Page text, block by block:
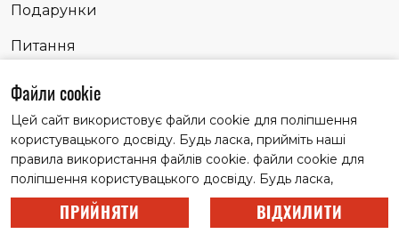
Подарунки
Питання
Сповідь
Матеріали із заголовком "Партнерські історії" публікуємо
на правах реклами
© 2022 Всі права захищені.
Розробка сайту –
Файли cookie
Цей сайт використовує файли cookie для поліпшення
користувацького досвіду. Будь ласка, прийміть наші
правила використання файлів cookie. файли cookie для
поліпшення користувацького досвіду. Будь ласка,
прийміть наші правила використання файлів cookie.
Цей сайт використовує файли cookie для поліпшення
ПРИЙНЯТИ ВІДХИЛИТИ